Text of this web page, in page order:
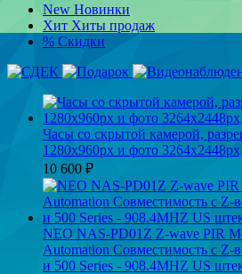
New Новинки
Хит Хиты продаж
% Скидки
Часы со скрытой камерой,
1280х960px и фото
10 600 ₽
NEO NAS-PD01Z Z-wave PIR
Automation Совместимость с Z-
и 500 Series - 908.4MHZ US